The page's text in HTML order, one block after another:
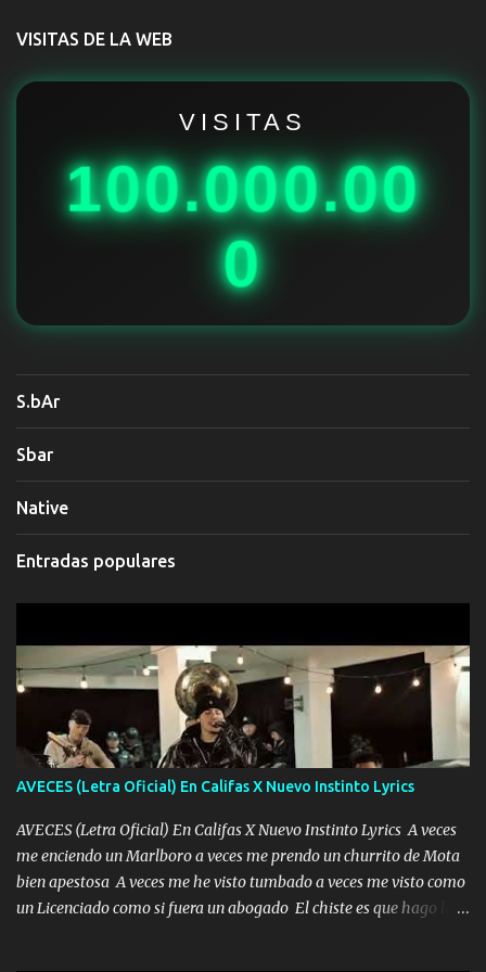
t
r
VISITAS DE LA WEB
VISITAS
100.000.00
0
S.bAr
Sbar
Native
Entradas populares
AVECES (Letra Oficial) En Califas X Nuevo Instinto Lyrics
AVECES (Letra Oficial) En Califas X Nuevo Instinto Lyrics A veces
me enciendo un Marlboro a veces me prendo un churrito de Mota
bien apestosa A veces me he visto tumbado a veces me visto como
un Licenciado como si fuera un abogado El chiste es que hago lo